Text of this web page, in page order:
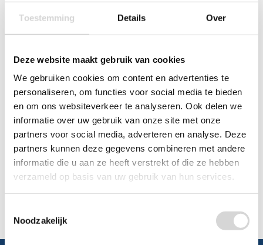
Toestemming Details Over
Deze website maakt gebruik van cookies
We gebruiken cookies om content en advertenties te
personaliseren, om functies voor social media te bieden
en om ons websiteverkeer te analyseren. Ook delen we
informatie over uw gebruik van onze site met onze
partners voor social media, adverteren en analyse. Deze
partners kunnen deze gegevens combineren met andere
informatie die u aan ze heeft verstrekt of die ze hebben
verzameld op basis van uw gebruik van hun services.
Noodzakelijk
Wij zijn nu open tot 17:30 uur
*Magazijn heeft andereopeningstijden.
0348 4791 95
Chat
WhatsApp 0348 479195
Mailen